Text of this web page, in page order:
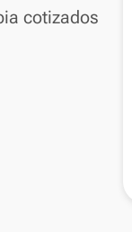
cotizados